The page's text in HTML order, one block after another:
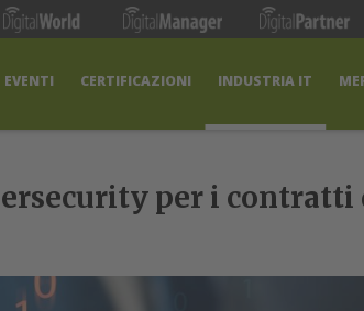
EVENTI CERTIFICAZIONI INDUSTRIA IT
per i contratti